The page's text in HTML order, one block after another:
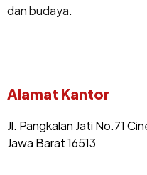
dan budaya.
Alamat Kantor
Jl. Pangkalan Jati No.71
Jawa Barat 16513